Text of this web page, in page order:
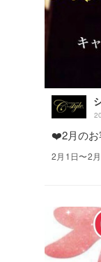
❤️2月のお
2月1日〜2